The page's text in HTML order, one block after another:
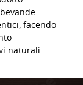
facendo
naturali.